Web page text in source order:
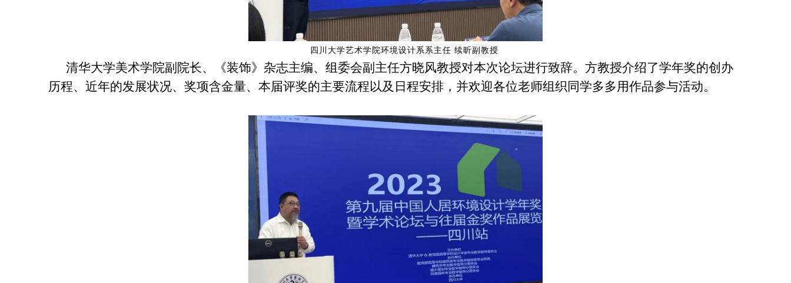
四川大学艺术学院环境设计系系主任 续昕副教授
清华大学美术学院副院长、《装饰》杂志主编、组委会副主任方晓风教授对本次论坛进行致辞。方教授介绍了学年奖的创办
历程、近年的发展状况、奖项含金量、本届评奖的主要流程以及日程安排，并欢迎各位老师组织同学多多用作品参与活动。